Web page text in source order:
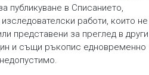
публикуване в Списанието,
работи, които не
представени за преглед в други
и същи ръкопис едновременно